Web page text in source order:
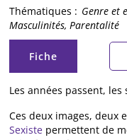
Thématiques : Genre et
Masculinités, Parentalité
Onglets
Fiche
(onglet actif)
Les années passent,
Ces deux images, deux
Sexiste permettent de